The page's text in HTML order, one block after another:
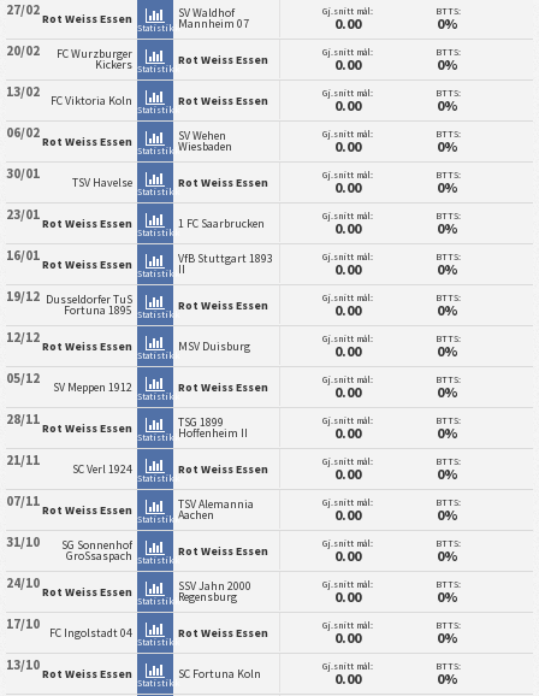
27/02Rot Weiss Essen
Statistikk
SV Waldhof
Mannheim 07
Gj.snitt mål:
0.00
BTTS:
0%
20/02 FC Wurzburger
Kickers Statistikk
Rot Weiss Essen Gj.snitt mål:
0.00
BTTS:
0%
13/02 FC Viktoria Koln
Statistikk
Rot Weiss Essen Gj.snitt mål:
0.00
BTTS:
0%
06/02Rot Weiss Essen
Statistikk
SV Wehen
Wiesbaden
Gj.snitt mål:
0.00
BTTS:
0%
30/01 TSV Havelse
Statistikk
Rot Weiss Essen Gj.snitt mål:
0.00
BTTS:
0%
23/01Rot Weiss Essen
Statistikk
1 FC Saarbrucken Gj.snitt mål:
0.00
BTTS:
0%
16/01Rot Weiss Essen
Statistikk
VfB Stuttgart 1893
II
Gj.snitt mål:
0.00
BTTS:
0%
19/12 Dusseldorfer TuS
Fortuna 1895 Statistikk
Rot Weiss Essen Gj.snitt mål:
0.00
BTTS:
0%
12/12Rot Weiss Essen
Statistikk
MSV Duisburg Gj.snitt mål:
0.00
BTTS:
0%
05/12 SV Meppen 1912
Statistikk
Rot Weiss Essen Gj.snitt mål:
0.00
BTTS:
0%
28/11Rot Weiss Essen
Statistikk
TSG 1899
Hoffenheim II
Gj.snitt mål:
0.00
BTTS:
0%
21/11 SC Verl 1924
Statistikk
Rot Weiss Essen Gj.snitt mål:
0.00
BTTS:
0%
07/11Rot Weiss Essen
Statistikk
TSV Alemannia
Aachen
Gj.snitt mål:
0.00
BTTS:
0%
31/10 SG Sonnenhof
GroSsaspach Statistikk
Rot Weiss Essen Gj.snitt mål:
0.00
BTTS:
0%
24/10Rot Weiss Essen
Statistikk
SSV Jahn 2000
Regensburg
Gj.snitt mål:
0.00
BTTS:
0%
17/10 FC Ingolstadt 04
Statistikk
Rot Weiss Essen Gj.snitt mål:
0.00
BTTS:
0%
13/10Rot Weiss Essen
Statistikk
SC Fortuna Koln Gj.snitt mål:
0.00
BTTS:
0%